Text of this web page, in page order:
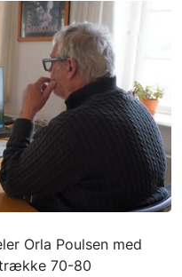
Orla Poulsen med
trække 70-80